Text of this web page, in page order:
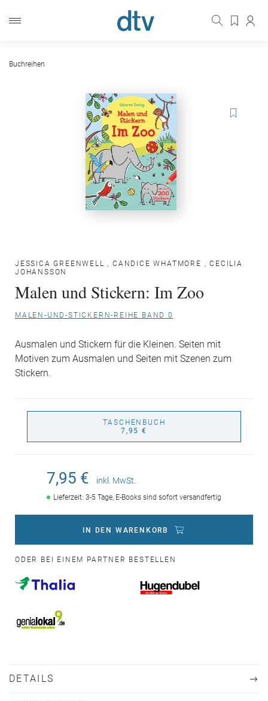
Buchreihen
JESSICA GREENWELL ,CANDICE WHATMORE ,CECILIA
JOHANSSON
Malen und Stickern: Im Zoo
MALEN-UND-STICKERN-REIHE BAND 0
Ausmalen und Stickern für die Kleinen. Seiten mit
Motiven zum Ausmalen und Seiten mit Szenen zum
Stickern.
TASCHENBUCH
7,95 €
7,95 € inkl. MwSt.
Lieferzeit: 3-5 Tage, E-Books sind sofort versandfertig
IN DEN WARENKORB
ODER BEI EINEM PARTNER BESTELLEN
DETAILS